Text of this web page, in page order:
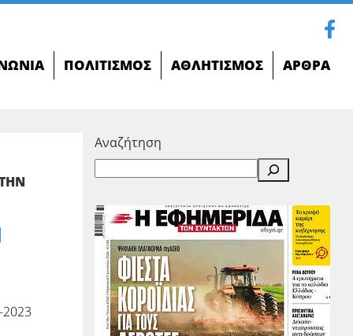
ΠΟΛΙΤΙΣΜΌΣ ΑΘΛΗΤΙΣΜΌΣ ΆΡΘΡΑ
Αναζήτηση